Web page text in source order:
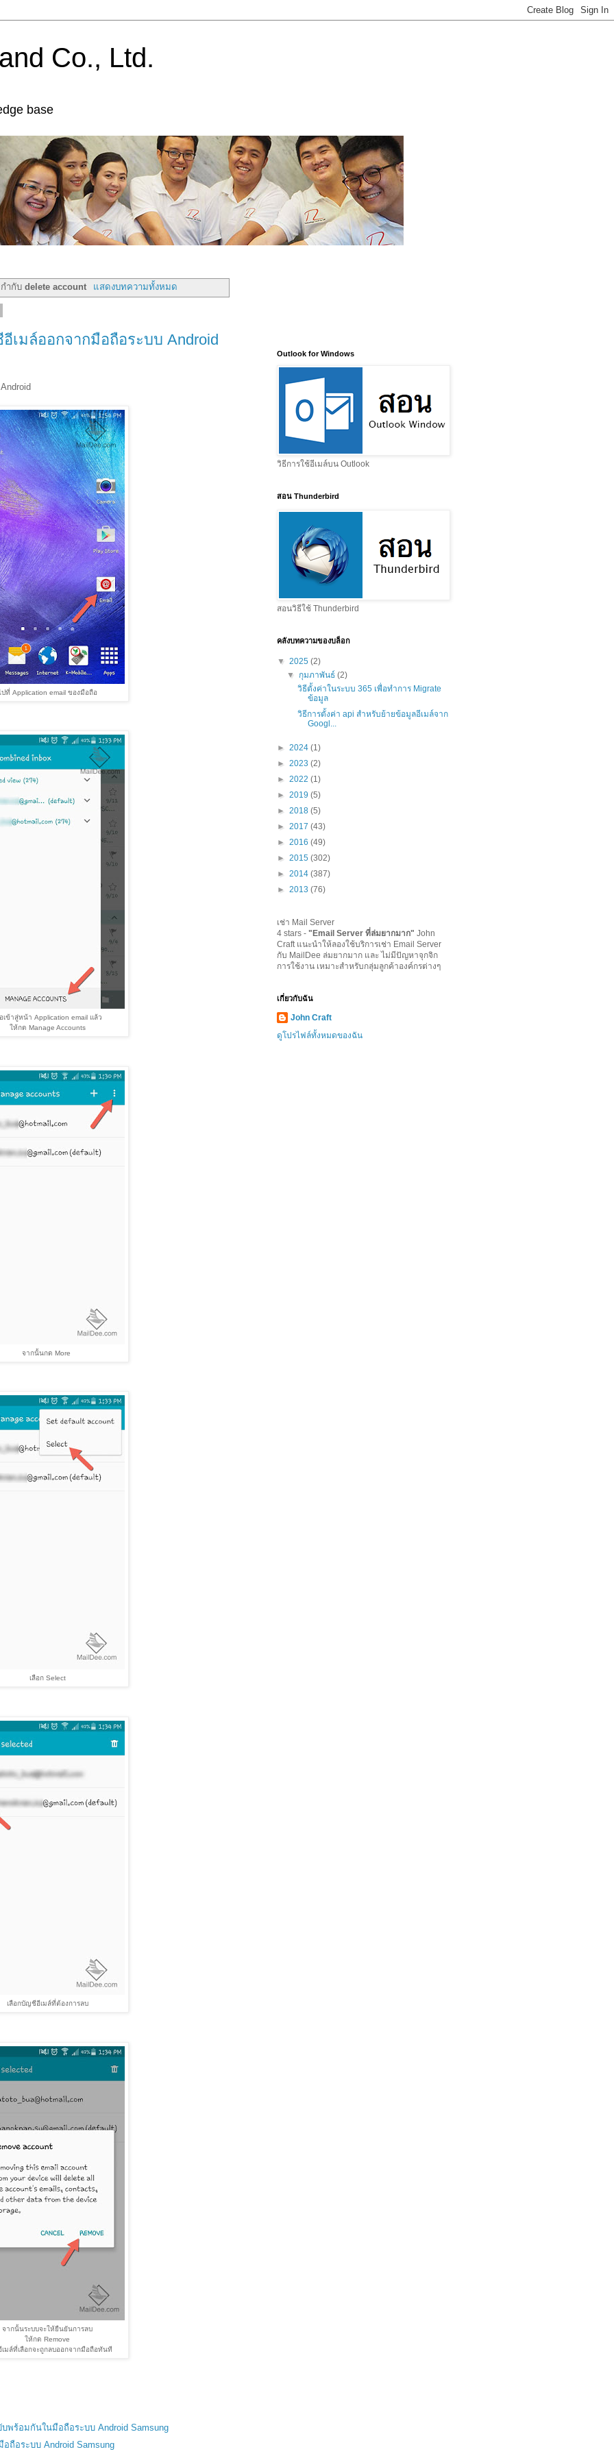
Co., Ltd.
base
กำกับdelete account แสดงบทความทั้งหมด
เมล์ออกจากมือถือระบบ Android
ปที่ Application email ของมือถือ
เข้าสู่หน้า Application email แล้ว
ให้กด Manage Accounts
จากนั้นกด More
เลือก Select
เลือกบัญชีอีเมล์ที่ต้องการลบ
จากนั้นระบบจะให้ยืนยันการลบ
ให้กด Remove
มล์ที่เลือกจะถูกลบออกจากมือถือทันที
พร้อมกันในมือถือระบบ Android Samsung
ถือระบบ Android Samsung
Outlook for Windows
วิธีการใช้อีเมล์บน Outlook
สอน Thunderbird
สอนวิธีใช้ Thunderbird
คลังบทความของบล็อก
▼ 2025 (2)
▼ กุมภาพันธ์(2)
วิธีตั้งค่าในระบบ 365 เพื่อทำการ Migrate
ข้อมูล
วิธีการตั้งค่า api สำหรับย้ายข้อมูลอีเมล์จาก
Googl...
► 2024 (1)
► 2023 (2)
► 2022 (1)
► 2019 (5)
► 2018 (5)
► 2017 (43)
► 2016 (49)
► 2015 (302)
► 2014 (387)
► 2013 (76)
เช่า Mail Server
4 stars - " Email Server ที่ล่มยากมาก" John
Craft แนะนำให้ลองใช้บริการเช่า Email Server
กับ MailDee ล่มยากมาก และ ไม่มีปัญหาจุกจิก
การใช้งาน เหมาะสำหรับกลุ่มลูกค้าองค์กรต่างๆ
เกี่ยวกับฉัน
John Craft
ดูโปรไฟล์ทั้งหมดของฉัน